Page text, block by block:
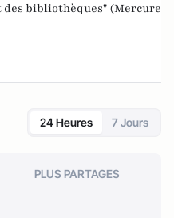
des bibliothèques" (Mercure
24 Heures 7 Jours
PLUS PARTAGES